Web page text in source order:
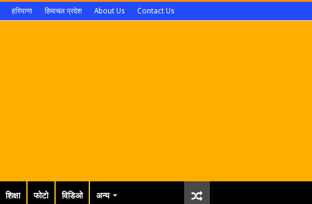
हरियाणा हिमाचल प्रदेश About Us Contact Us
शिक्षा फोटो विडिओ अन्य